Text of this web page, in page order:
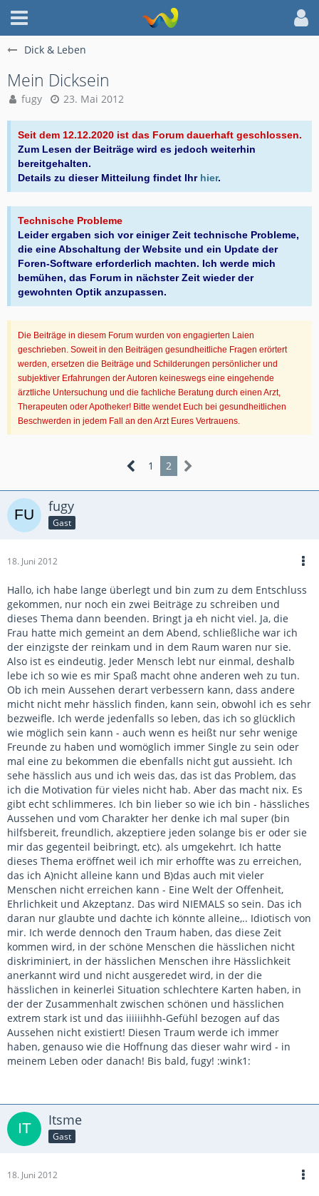
Dick & Leben
Mein Dicksein
fugy 23. Mai 2012
Seit dem 12.12.2020 ist das Forum dauerhaft geschlossen.
Zum Lesen der Beiträge wird es jedoch weiterhin
bereitgehalten.
Details zu dieser Mitteilung findet Ihr hier.
Technische Probleme
Leider ergaben sich vor einiger Zeit technische Probleme,
die eine Abschaltung der Website und ein Update der
Foren-Software erforderlich machten. Ich werde mich
bemühen, das Forum in nächster Zeit wieder der
gewohnten Optik anzupassen.
Die Beiträge in diesem Forum wurden von engagierten Laien
geschrieben. Soweit in den Beiträgen gesundheitliche Fragen erörtert
werden, ersetzen die Beiträge und Schilderungen persönlicher und
subjektiver Erfahrungen der Autoren keineswegs eine eingehende
ärztliche Untersuchung und die fachliche Beratung durch einen Arzt,
Therapeuten oder Apotheker! Bitte wendet Euch bei gesundheitlichen
Beschwerden in jedem Fall an den Arzt Eures Vertrauens.
1 2
fugy
Gast
18. Juni 2012
Hallo, ich habe lange überlegt und bin zum zu dem Entschluss
gekommen, nur noch ein zwei Beiträge zu schreiben und
dieses Thema dann beenden. Bringt ja eh nicht viel. Ja, die
Frau hatte mich gemeint an dem Abend, schließliche war ich
der einzigste der reinkam und in dem Raum waren nur sie.
Also ist es eindeutig. Jeder Mensch lebt nur einmal, deshalb
lebe ich so wie es mir Spaß macht ohne anderen weh zu tun.
Ob ich mein Aussehen derart verbessern kann, dass andere
micht nicht mehr hässlich finden, kann sein, obwohl ich es sehr
bezweifle. Ich werde jedenfalls so leben, das ich so glücklich
wie möglich sein kann - auch wenn es heißt nur sehr wenige
Freunde zu haben und womöglich immer Single zu sein oder
mal eine zu bekommen die ebenfalls nicht gut aussieht. Ich
sehe hässlich aus und ich weis das, das ist das Problem, das
ich die Motivation für vieles nicht hab. Aber das macht nix. Es
gibt echt schlimmeres. Ich bin lieber so wie ich bin - hässliches
Aussehen und vom Charakter her denke ich mal super (bin
hilfsbereit, freundlich, akzeptiere jeden solange bis er oder sie
mir das gegenteil beibringt, etc). als umgekehrt. Ich hatte
dieses Thema eröffnet weil ich mir erhoffte was zu erreichen,
das ich A)nicht alleine kann und B)das auch mit vieler
Menschen nicht erreichen kann - Eine Welt der Offenheit,
Ehrlichkeit und Akzeptanz. Das wird NIEMALS so sein. Das ich
daran nur glaubte und dachte ich könnte alleine,.. Idiotisch von
mir. Ich werde dennoch den Traum haben, das diese Zeit
kommen wird, in der schöne Menschen die hässlichen nicht
diskriminiert, in der hässlichen Menschen ihre Hässlichkeit
anerkannt wird und nicht ausgeredet wird, in der die
hässlichen in keinerlei Situation schlechtere Karten haben, in
der der Zusammenhalt zwischen schönen und hässlichen
extrem stark ist und das iiiiiihhh-Gefühl bezogen auf das
Aussehen nicht existiert! Diesen Traum werde ich immer
haben, genauso wie die Hoffnung das dieser wahr wird - in
meinem Leben oder danach! Bis bald, fugy! :wink1:
Itsme
Gast
18. Juni 2012